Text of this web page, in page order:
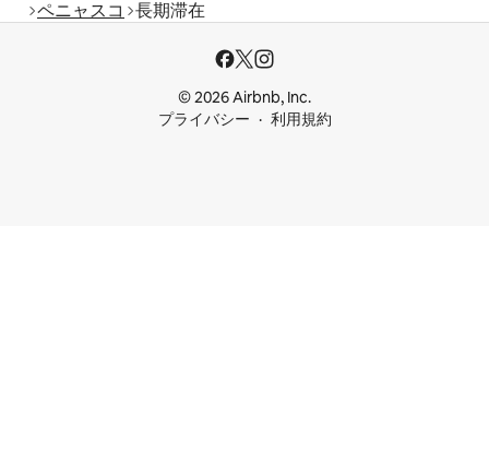
ペニャスコ 長期滞在
© 2026 Airbnb, Inc.
プライバシー
利用規約